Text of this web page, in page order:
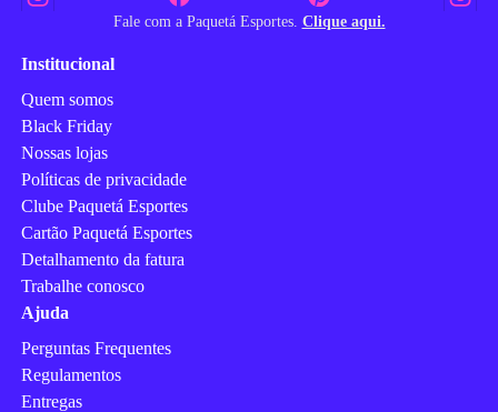
Fale com a Paquetá Esportes. Clique aqui.
Institucional
Quem somos
Black Friday
Nossas lojas
Políticas de privacidade
Clube Paquetá Esportes
Cartão Paquetá Esportes
Detalhamento da fatura
Trabalhe conosco
Ajuda
Perguntas Frequentes
Regulamentos
Entregas